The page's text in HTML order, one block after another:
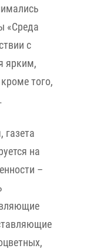
«Среда
с
ярким,
того,
газета
на
–